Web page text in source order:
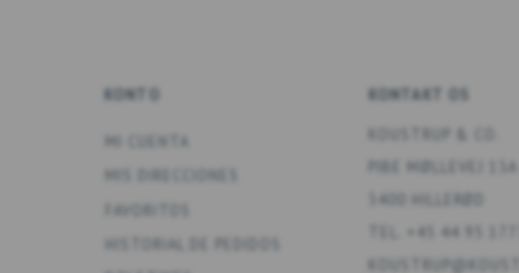
KONTO
MI CUENTA
MIS DIRECCIONES
HISTORIAL DE PEDIDOS
KONTAKT OS
PIBE MØLLEVEJ 13A
3400 HILLERØD
TEL. +45 44 95 1777